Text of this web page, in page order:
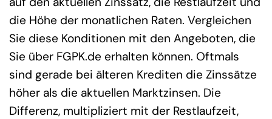
die Höhe der monatlichen Raten. Vergleichen
Sie diese Konditionen mit den Angeboten, die
Sie über FGPK.de erhalten können. Oftmals
sind gerade bei älteren Krediten die Zinssätze
höher als die aktuellen Marktzinsen. Die
Differenz, multipliziert mit der Restlaufzeit,